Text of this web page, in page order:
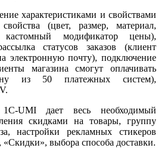
характеристиками и свойствами
(цвет, размер, материал,
модификатор цены),
статусов заказов (клиент
электронную почту), подключение
магазина смогут оплачивать
из 50 платежных систем),
1С-UMI дает весь необходимый
скидками на товары, группу
настройки рекламных стикеров
выбора способа доставки.